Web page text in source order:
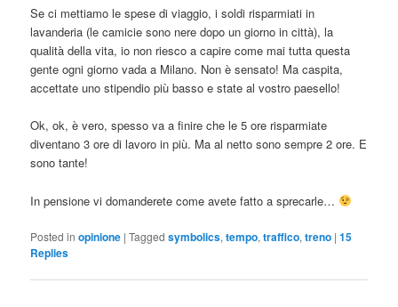
Se ci mettiamo le spese di viaggio, i soldi risparmiati in
lavanderia (le camicie sono nere dopo un giorno in città), la
qualità della vita, io non riesco a capire come mai tutta questa
gente ogni giorno vada a Milano. Non è sensato! Ma caspita,
accettate uno stipendio più basso e state al vostro paesello!
Ok, ok, è vero, spesso va a finire che le 5 ore risparmiate
diventano 3 ore di lavoro in più. Ma al netto sono sempre 2 ore. E
sono tante!
In pensione vi domanderete come avete fatto a sprecarle…
Posted in opinione |Tagged symbolics,tempo,traffico,treno |15
Replies